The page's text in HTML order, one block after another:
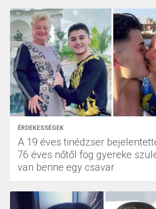
ÉRDEKESSÉGEK
A 19 éves tinédzser
76 éves nőtől fog gyereke
van benne egy csavar